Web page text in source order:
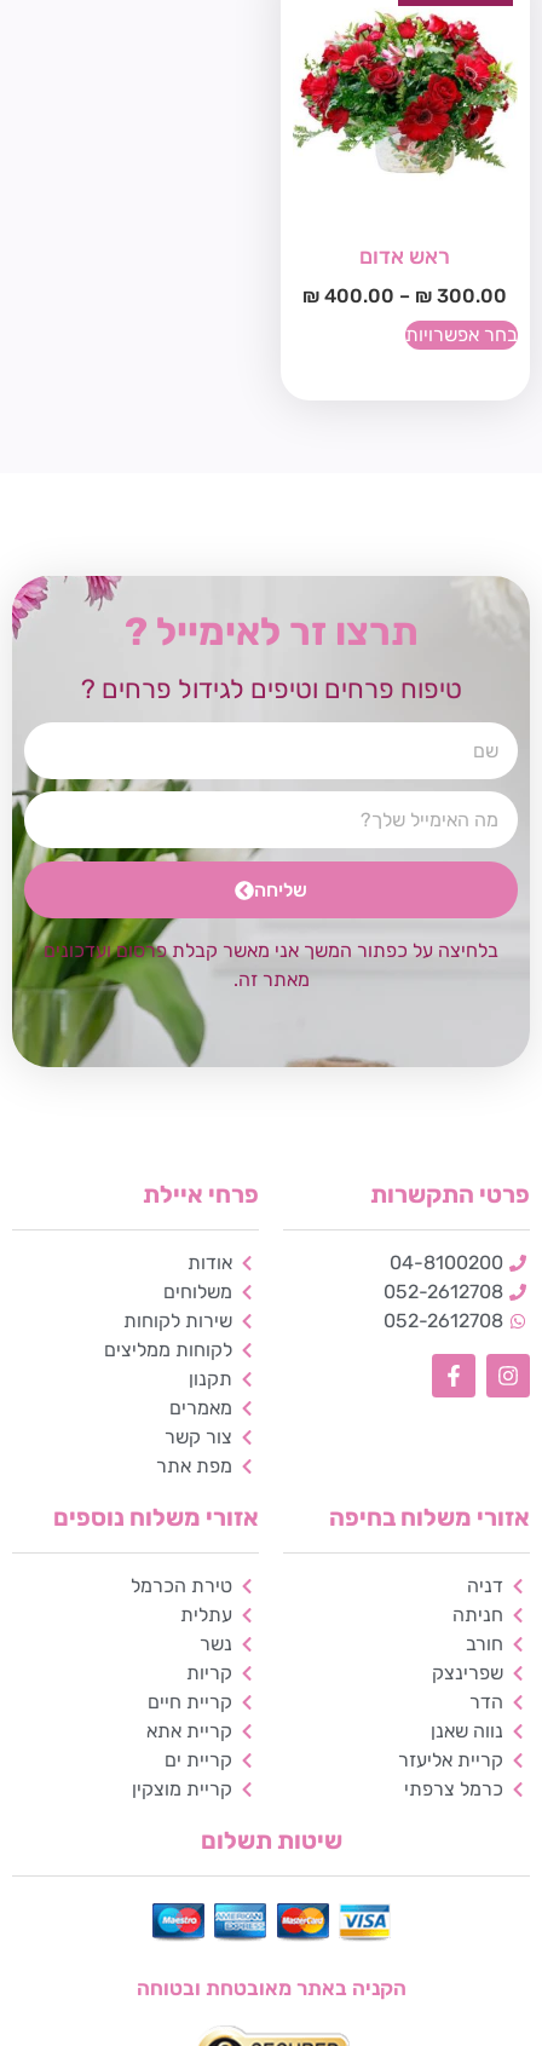
ראש אדום
₪ 300.00
–
₪ 400.00
בחר אפשרויות
תרצו זר לאימייל ?
טיפוח פרחים וטיפים לגידול פרחים ?
שליחה
בלחיצה על כפתור המשך אני מאשר קבלת פרסום ועדכונים
מאתר זה.
פרטי התקשרות
04-8100200
052-2612708
052-2612708
פרחי איילת
אודות
משלוחים
שירות לקוחות
לקוחות ממליצים
תקנון
מאמרים
צור קשר
מפת אתר
אזורי משלוח בחיפה
דניה
חניתה
חורב
שפרינצק
הדר
נווה שאנן
קריית אליעזר
כרמל צרפתי
אזורי משלוח נוספים
טירת הכרמל
עתלית
נשר
קריות
קריית חיים
קריית אתא
קריית ים
קריית מוצקין
שיטות תשלום
הקניה באתר מאובטחת ובטוחה
כלי נגישות
ניגודיות הפוכה
הדגשת קישורים
פונט קריא
ריווח טקסט
סרגל קריאה
הסתרת תמונות